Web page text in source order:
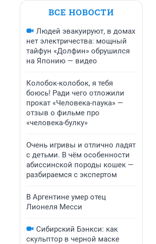
ВСЕ НОВОСТИ
Людей эвакуируют, в домах
нет электричества: мощный
тайфун «Долфин» обрушился
на Японию — видео
Колобок-колобок, я тебя
боюсь! Ради чего отложили
прокат «Человека-паука» —
отзыв о фильме про
«человека-булку»
Очень игривы и отлично ладят
с детьми. В чём особенности
абиссинской породы кошек —
разбираемся с экспертом
В Аргентине умер отец
Лионеля Месси
Сибирский Бэнкси: как
скульптор в черной маске